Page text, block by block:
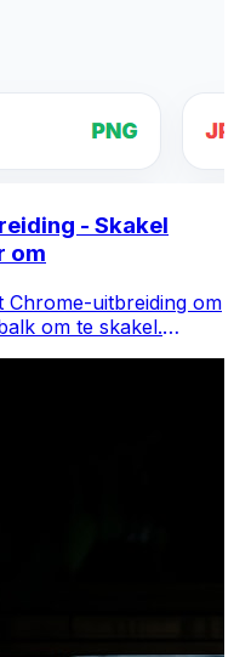
- Skakel
om
Chrome-uitbreiding om
om te skakel.